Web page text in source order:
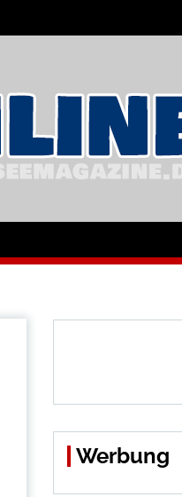
Werbung